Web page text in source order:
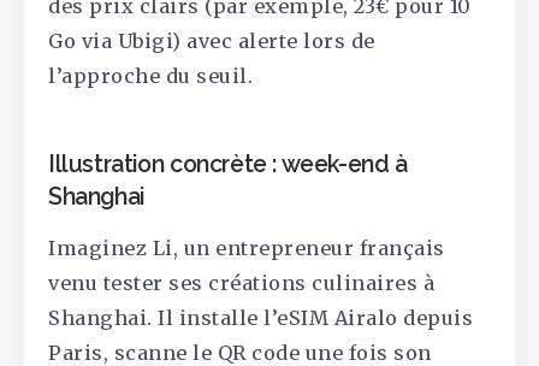
des prix clairs (par exemple, 23€ pour 10
Go via Ubigi) avec alerte lors de
l’approche du seuil.
Illustration concrète : week-end à
Shanghai
Imaginez Li, un entrepreneur français
venu tester ses créations culinaires à
Shanghai. Il installe l’eSIM Airalo depuis
Paris, scanne le QR code une fois son